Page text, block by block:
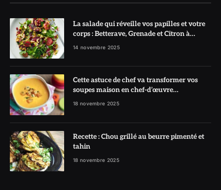
La salade qui réveille vos papilles et votre
corps : Betterave, Grenade et Citron à
l’honneur
14 novembre 2025
Cette astuce de chef va transformer vos
soupes maison en chef-d’œuvre
réconfortant
18 novembre 2025
Recette : Chou grillé au beurre pimenté et
tahin
18 novembre 2025